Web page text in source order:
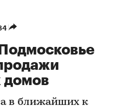
домов
в ближайших к